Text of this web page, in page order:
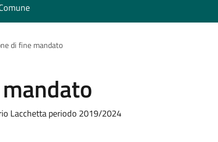
di fine mandato
Lacchetta periodo 2019/2024